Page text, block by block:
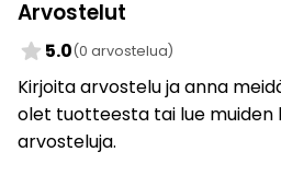
Arvostelut
star 5.0(0 arvostelua)
Kirjoita arvostelu ja anna
olet tuotteesta tai lue muiden
arvosteluja.